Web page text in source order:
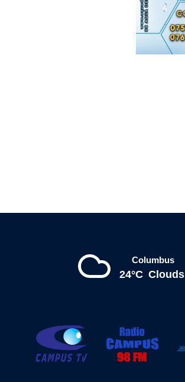
Columbus
24°C Clouds